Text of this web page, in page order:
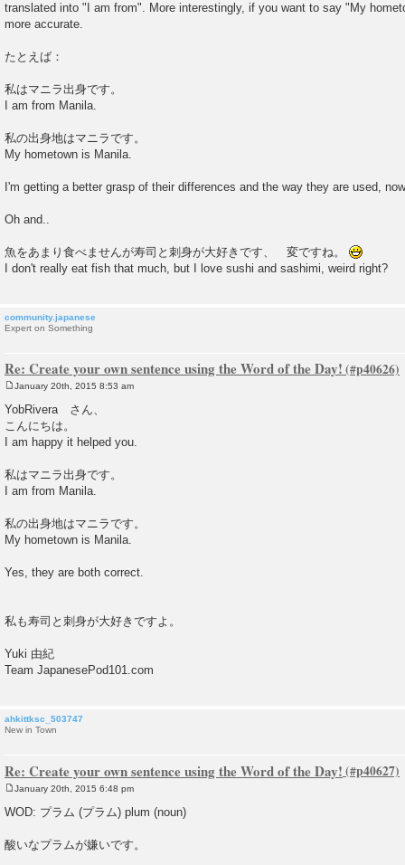
translated into "I am from". More interestingly, if you want to say "My
more accurate.
たとえば：
私はマニラ出身です。
I am from Manila.
私の出身地はマニラです。
My hometown is Manila.
I'm getting a better grasp of their differences and the way they are used,
Oh and..
魚をあまり食べませんが寿司と刺身が大好きです、 変ですね。
I don't really eat fish that much, but I love sushi and sashimi, weird right?
community.japanese
Expert on Something
Re: Create your own sentence using the Word of the Day!
o
s
January 20th, 2015 8:53 am
YobRivera さん、
こんにちは。
I am happy it helped you.
私はマニラ出身です。
I am from Manila.
私の出身地はマニラです。
My hometown is Manila.
Yes, they are both correct.
私も寿司と刺身が大好きですよ。
Yuki 由紀
Team JapanesePod101.com
ahkittksc_503747
New in Town
Re: Create your own sentence using the Word of the Day!
o
s
January 20th, 2015 6:48 pm
WOD: プラム (プラム) plum (noun)
酸いなプラムが嫌いです。